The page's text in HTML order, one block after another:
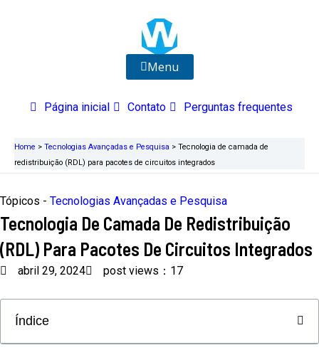
Menu
Página inicial Contato Perguntas frequentes
Home > Tecnologias Avançadas e Pesquisa > Tecnologia de camada de
redistribuição (RDL) para pacotes de circuitos integrados
Tópicos - Tecnologias Avançadas e Pesquisa
Tecnologia De Camada De Redistribuição
(RDL) Para Pacotes De Circuitos Integrados
abril 29, 2024 post views：17
Índice